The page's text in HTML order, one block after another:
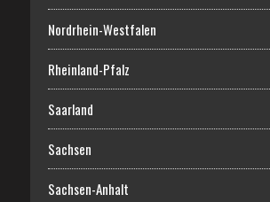
Nordrhein-Westfalen
Rheinland-Pfalz
Saarland
Sachsen
Sachsen-Anhalt